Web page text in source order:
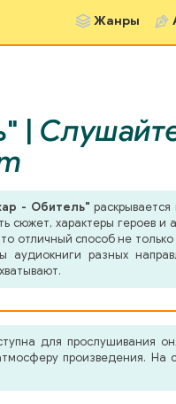
Жанры
|
- Обитель"
сюжет, характеры героев
отличный способ не
разных
для прослушивания
произведения.